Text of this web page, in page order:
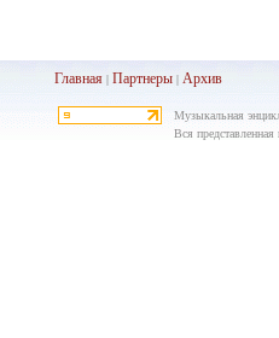
Главная| Партнеры| Архив
Музыкальная
Вся представленная